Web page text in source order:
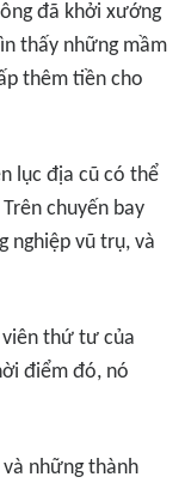
đã khởi xướng
thấy những mầm
thêm tiền cho
lục địa cũ có thể
chuyến bay
nghiệp vũ trụ, và
viên thứ tư của
điểm đó, nó
những thành